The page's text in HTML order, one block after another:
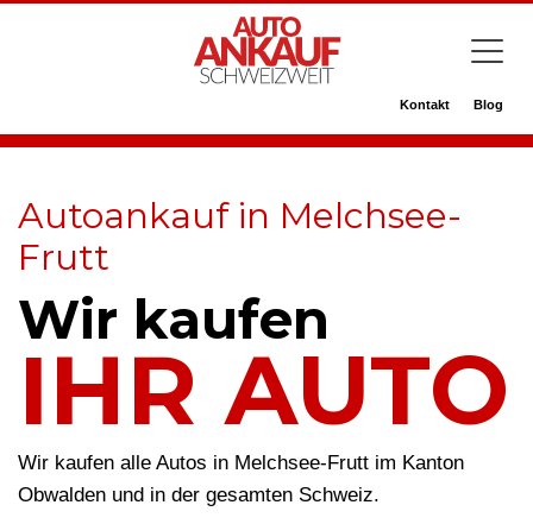
Kontakt Blog
Autoankauf in Melchsee-
Frutt
Wir kaufen
IHR AUTO
Wir kaufen alle Autos in Melchsee-Frutt im Kanton
Obwalden und in der gesamten Schweiz.